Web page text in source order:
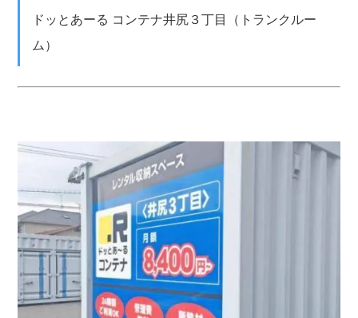
ドッとあーる コンテナ井尻３丁目（トランクルー
ム）